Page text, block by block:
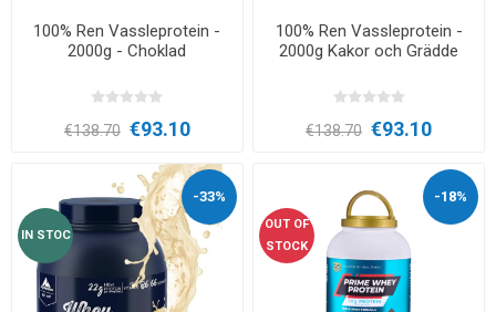
100% Ren Vassleprotein -
2000g - Choklad
€138.70 €93.10
100% Ren Vassleprotein -
2000g Kakor och Grädde
€138.70 €93.10
-33%
IN STOC
-18%
OUT OF
STOCK